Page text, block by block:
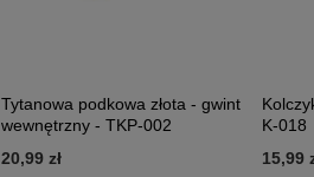
Tytanowa podkowa złota - gwint
wewnętrzny - TKP-002
20,99 zł
K-018
15,99